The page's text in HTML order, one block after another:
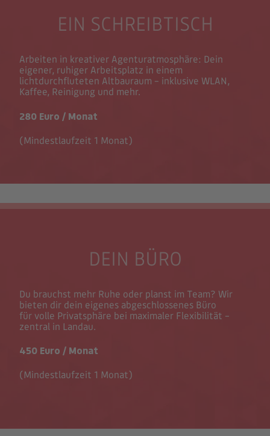
EIN SCHREIBTISCH
Arbeiten in kreativer Agenturatmosphäre: Dein
eigener, ruhiger Arbeitsplatz in einem
lichtdurchfluteten Altbauraum – inklusive WLAN,
Kaffee, Reinigung und mehr.
280 Euro / Monat
(Mindestlaufzeit 1 Monat)
DEIN BÜRO
Du brauchst mehr Ruhe oder planst im Team? Wir
bieten dir dein eigenes abgeschlossenes Büro
für volle Privatsphäre bei maximaler Flexibilität –
zentral in Landau.
450 Euro / Monat
(Mindestlaufzeit 1 Monat)